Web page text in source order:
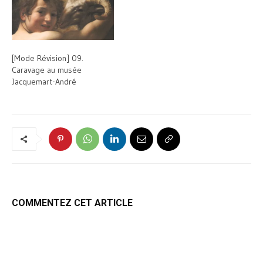
[Mode Révision] 09.
Caravage au musée
Jacquemart-André
COMMENTEZ CET ARTICLE